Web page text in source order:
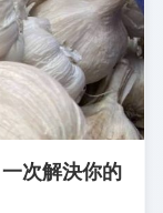
次解決你的